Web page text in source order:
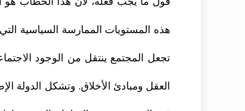
هذه المستويات الممارسة السياسية
تجعل المجتمع ينتقل من الوجود
العقل ومبادئ الأخلاق. وتشكل الدولة